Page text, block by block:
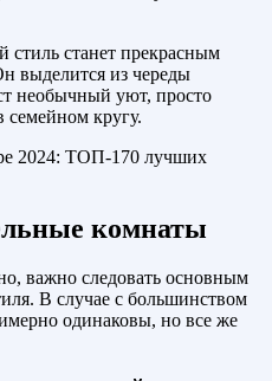
станет прекрасным
выделится из череды
необычный уют, просто
семейном кругу.
комнаты
важно следовать основным
В случае с большинством
одинаковы, но все же